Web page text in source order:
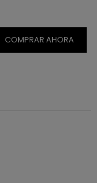
COMPRAR AHORA